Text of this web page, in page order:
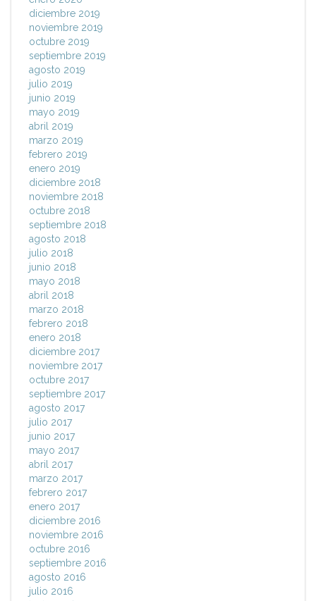
diciembre 2019
noviembre 2019
octubre 2019
septiembre 2019
agosto 2019
julio 2019
junio 2019
mayo 2019
abril 2019
marzo 2019
febrero 2019
enero 2019
diciembre 2018
noviembre 2018
octubre 2018
septiembre 2018
agosto 2018
julio 2018
junio 2018
mayo 2018
abril 2018
marzo 2018
febrero 2018
enero 2018
diciembre 2017
noviembre 2017
octubre 2017
septiembre 2017
agosto 2017
julio 2017
junio 2017
mayo 2017
abril 2017
marzo 2017
febrero 2017
enero 2017
diciembre 2016
noviembre 2016
octubre 2016
septiembre 2016
agosto 2016
julio 2016